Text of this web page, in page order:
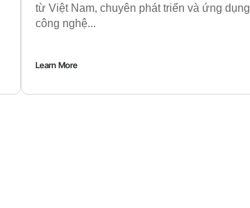
từ Việt Nam, chuyên phát triển và ứng dụng
công nghệ...
Learn More